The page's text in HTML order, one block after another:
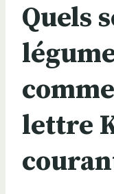
Quels
lettre